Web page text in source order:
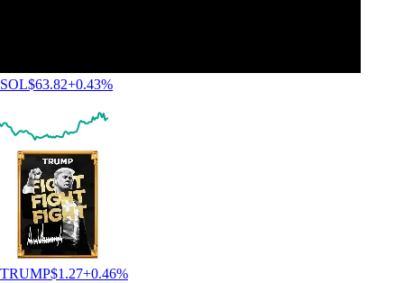
SOL$63.82+0.43%
TRUMP$1.27+0.46%